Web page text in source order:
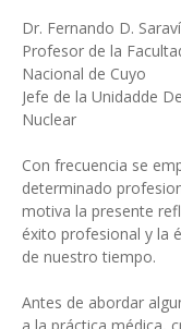
Dr. Fernando D. Saraví
Profesor de la
Nacional de Cuyo
Jefe de la Unidadde
Nuclear
Con frecuencia se
determinado
motiva la presente
éxito profesional y la
de nuestro tiempo.
Antes de abordar